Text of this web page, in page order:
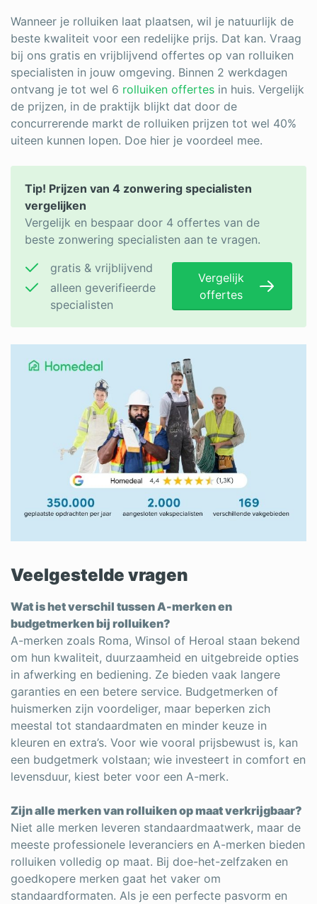
Wanneer je rolluiken laat plaatsen, wil je natuurlijk de
beste kwaliteit voor een redelijke prijs. Dat kan. Vraag
bij ons gratis en vrijblijvend offertes op van rolluiken
specialisten in jouw omgeving. Binnen 2 werkdagen
ontvang je tot wel 6 rolluiken offertes in huis. Vergelijk
de prijzen, in de praktijk blijkt dat door de
concurrerende markt de rolluiken prijzen tot wel 40%
uiteen kunnen lopen. Doe hier je voordeel mee.
Tip! Prijzen van 4 zonwering specialisten
vergelijken
Vergelijk en bespaar door 4 offertes van de
beste zonwering specialisten aan te vragen.
gratis & vrijblijvend
alleen geverifieerde
specialisten
Vergelijk
offertes
Veelgestelde vragen
Wat is het verschil tussen A-merken en
budgetmerken bij rolluiken?
A-merken zoals Roma, Winsol of Heroal staan bekend
om hun kwaliteit, duurzaamheid en uitgebreide opties
in afwerking en bediening. Ze bieden vaak langere
garanties en een betere service. Budgetmerken of
huismerken zijn voordeliger, maar beperken zich
meestal tot standaardmaten en minder keuze in
kleuren en extra’s. Voor wie vooral prijsbewust is, kan
een budgetmerk volstaan; wie investeert in comfort en
levensduur, kiest beter voor een A-merk.
Zijn alle merken van rolluiken op maat verkrijgbaar?
Niet alle merken leveren standaardmaatwerk, maar de
meeste professionele leveranciers en A-merken bieden
rolluiken volledig op maat. Bij doe-het-zelfzaken en
goedkopere merken gaat het vaker om
standaardformaten. Als je een perfecte pasvorm en